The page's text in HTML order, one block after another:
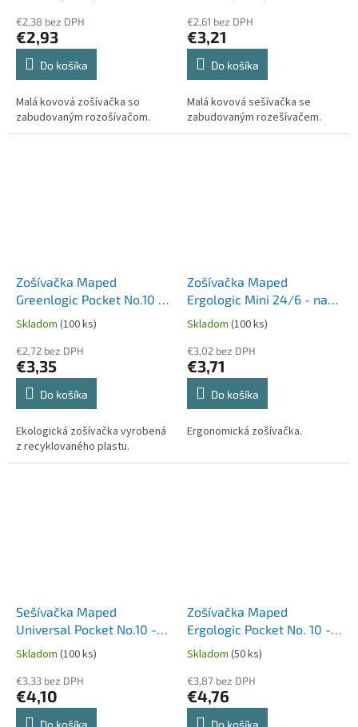
€2,38 bez DPH
€2,93
Do košíka
Malá kovová zošívačka so
zabudovaným rozošívačom.
€2,61 bez DPH
€3,21
Do košíka
Malá kovová sešívačka se
zabudovaným rozešívačem.
Zošívačka Maped
Greenlogic Pocket No.10 -
na 15 listov, blister, mix
Skladom (100 ks)
€2,72 bez DPH
€3,35
Do košíka
Ekologická zošívačka vyrobená
z recyklovaného plastu.
Zošívačka Maped
Ergologic Mini 24/6 - na
12 alebo 15 listov, blister,
mix farieb
Skladom (100 ks)
€3,02 bez DPH
€3,71
Do košíka
Ergonomická zošívačka.
Sešívačka Maped
Universal Pocket No.10 -
na 12 listů, mix barev,
Skladom (100 ks)
€3,33 bez DPH
€4,10
Zošívačka Maped
Ergologic Pocket No. 10 -
na 15 listov, blister, mix
Skladom (50 ks)
€3,87 bez DPH
€4,76